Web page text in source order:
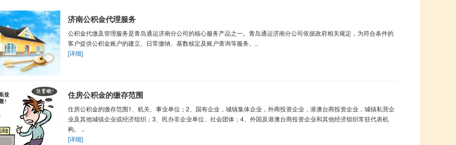
济南公积金代理服务
公积金代缴及管理服务是青岛通运济南分公司的核心服务产品之一。青岛通运济南分公司依据政府相关规定，为符合条件的
客户提供公积金账户的建立、日常缴纳、基数核定及账户查询等服务。..
[详细]
住房公积金的缴存范围
住房公积金的缴存范围1、机关、事业单位；2、国有企业，城镇集体企业，外商投资企业，港澳台商投资企业，城镇私营企
业及其他城镇企业或经济组织；3、民办非企业单位、社会团体；4、外国及港澳台商投资企业和其他经济组织常驻代表机
构。 ..
[详细]